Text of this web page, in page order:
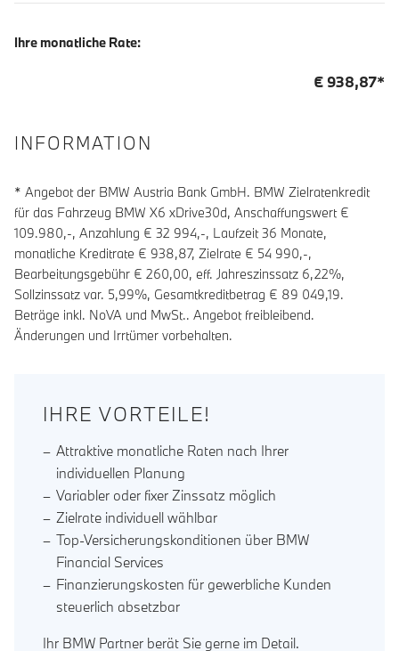
Ihre monatliche Rate:
€ 938,87*
INFORMATION
* Angebot der BMW Austria Bank GmbH. BMW Zielratenkredit
für das Fahrzeug BMW X6 xDrive30d, Anschaffungswert €
109.980,-, Anzahlung € 32 994,-, Laufzeit36 Monate,
monatliche Kreditrate € 938,87, Zielrate € 54 990,-,
Bearbeitungsgebühr € 260,00, eff. Jahreszinssatz 6,22%,
Sollzinssatz var. 5,99%, Gesamtkreditbetrag € 89 049,19.
Beträge inkl. NoVA und MwSt.. Angebot freibleibend.
Änderungen und Irrtümer vorbehalten.
IHRE VORTEILE!
Attraktive monatliche Raten nach Ihrer
individuellen Planung
Variabler oder fixer Zinssatz möglich
Zielrate individuell wählbar
Top-Versicherungskonditionen über BMW
Financial Services
Finanzierungskosten für gewerbliche Kunden
steuerlich absetzbar
Ihr BMW Partner berät Sie gerne im Detail.